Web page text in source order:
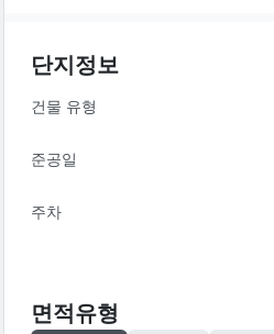
단지정보
건물 유형
준공일
주차
면적유형